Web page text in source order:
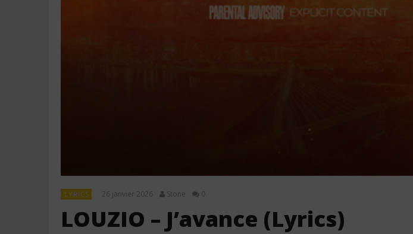
LYRICS 26 janvier 2026 Stone 0
LOUZIO – J’avance (Lyrics)